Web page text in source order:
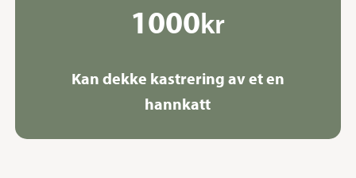
1000kr
Kan dekke kastrering av et en
hannkatt